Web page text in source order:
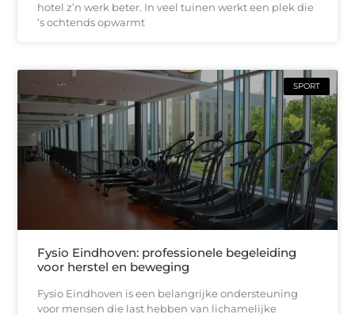
hotel z’n werk beter. In veel tuinen werkt een plek die
’s ochtends opwarmt
SPORT
Fysio Eindhoven: professionele begeleiding
voor herstel en beweging
Fysio Eindhoven is een belangrijke ondersteuning
voor mensen die last hebben van lichamelijke